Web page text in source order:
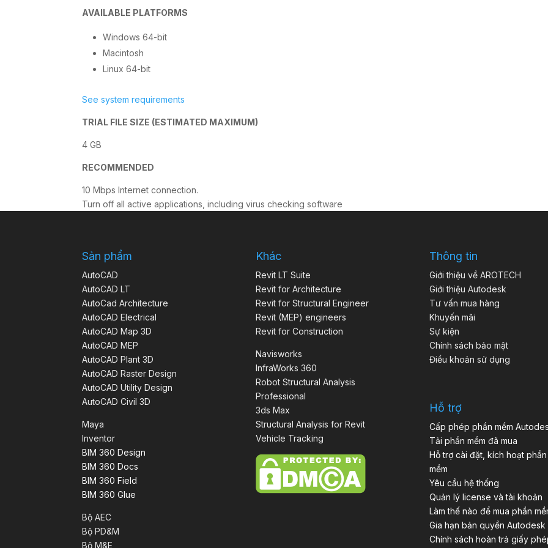
AVAILABLE PLATFORMS
Windows 64-bit
Macintosh
Linux 64-bit
See system requirements
TRIAL FILE SIZE (ESTIMATED MAXIMUM)
4 GB
RECOMMENDED
10 Mbps Internet connection.
Turn off all active applications, including virus checking software
Sản phẩm
AutoCAD
AutoCAD LT
AutoCad Architecture
AutoCAD Electrical
AutoCAD Map 3D
AutoCAD MEP
AutoCAD Plant 3D
AutoCAD Raster Design
AutoCAD Utility Design
AutoCAD Civil 3D
Maya
Inventor
BIM 360 Design
BIM 360 Docs
BIM 360 Field
BIM 360 Glue
Bộ AEC
Bộ PD&M
Bộ M&E
Khác
Revit LT Suite
Revit for Architecture
Revit for Structural Engineer
Revit (MEP) engineers
Revit for Construction
Navisworks
InfraWorks 360
Robot Structural Analysis
Professional
3ds Max
Structural Analysis for Revit
Vehicle Tracking
Thông tin
Giới thiệu về AROTECH
Giới thiệu Autodesk
Tư vấn mua hàng
Khuyến mãi
Sự kiện
Chính sách bảo mật
Điều khoản sử dụng
Hỗ trợ
Cấp phép phần mềm
Tải phần mềm đã mua
Hỗ trợ cài đặt, kích hoạt phần
mềm
Yêu cầu hệ thống
Quản lý license và tài khoản
Làm thế nào để mua phần
Gia hạn bản quyền Autodesk
Chính sách hoàn trả giấy